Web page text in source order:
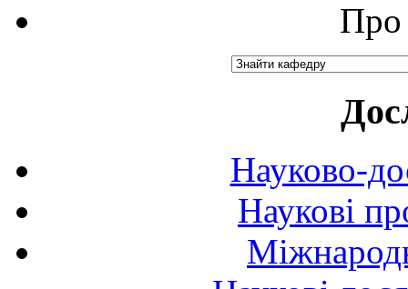
Про
Науково-
Наукові